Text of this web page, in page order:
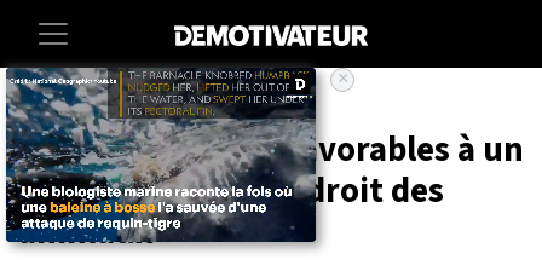
Accueil Societe Animaux
73% des Français favorables à un
référendum sur le droit des
animaux
×